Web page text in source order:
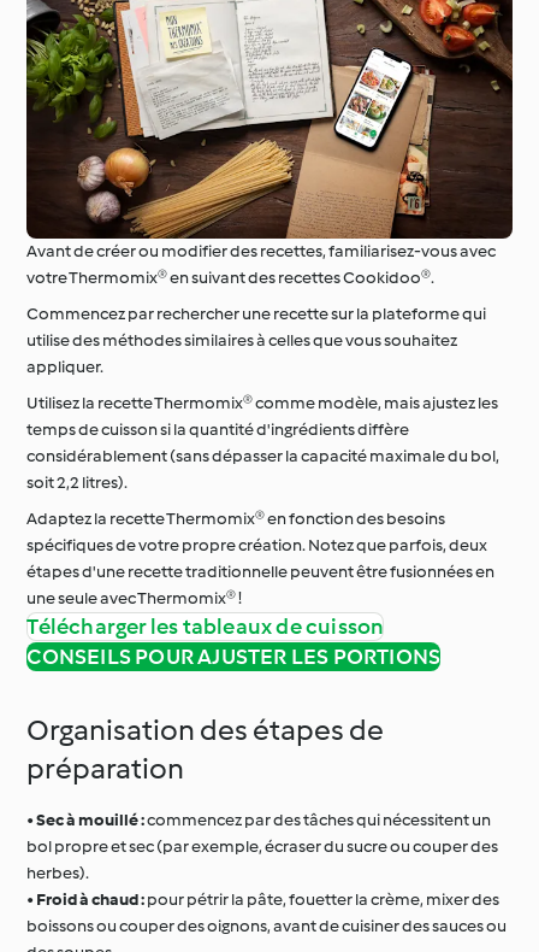
Avant de créer ou modifier des recettes, familiarisez-vous avec
votre Thermomix® en suivant des recettes Cookidoo®.
Commencez par rechercher une recette sur la plateforme qui
utilise des méthodes similaires à celles que vous souhaitez
appliquer.
Utilisez la recette Thermomix® comme modèle, mais ajustez les
temps de cuisson si la quantité d'ingrédients diffère
considérablement (sans dépasser la capacité maximale du bol,
soit 2,2 litres).
Adaptez la recette Thermomix® en fonction des besoins
spécifiques de votre propre création. Notez que parfois, deux
étapes d'une recette traditionnelle peuvent être fusionnées en
une seule avec Thermomix® !
Télécharger les tableaux de cuisson
CONSEILS POUR AJUSTER LES PORTIONS
Organisation des étapes de
préparation
•Sec à mouillé :commencez par des tâches qui nécessitent un
bol propre et sec (par exemple, écraser du sucre ou couper des
herbes).
• Froid à chaud :pour pétrir la pâte, fouetter la crème, mixer des
boissons ou couper des oignons, avant de cuisiner des sauces ou